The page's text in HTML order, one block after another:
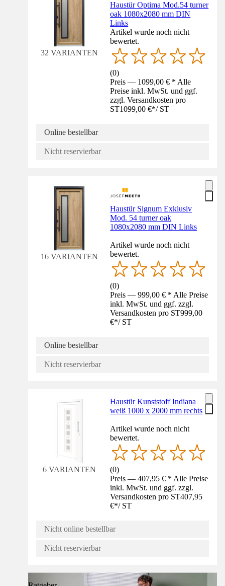
32 VARIANTEN
Haustür Optima Mod.54 turner
oak 1080x2080 mm DIN
Links
Artikel wurde noch nicht
bewertet.
(0)
Preis — 1099,00 € * Alle
Preise inkl. MwSt. und ggf.
zzgl. Versandkosten pro
ST1099,00 €*/ ST
Online bestellbar
Nicht reservierbar
16 VARIANTEN
Haustür Signum Exklusiv
Mod. 54 turner oak
1080x2080 mm DIN Links
Artikel wurde noch nicht
bewertet.
(0)
Preis — 999,00 € * Alle Preise
inkl. MwSt. und ggf. zzgl.
Versandkosten pro ST999,00
€*/ ST
Online bestellbar
Nicht reservierbar
6 VARIANTEN
Haustür Kunststoff Indiana
weiß 1000 x 2000 mm rechts
Artikel wurde noch nicht
bewertet.
(0)
Preis — 407,95 € * Alle Preise
inkl. MwSt. und ggf. zzgl.
Versandkosten pro ST407,95
€*/ ST
Nicht online bestellbar
Nicht reservierbar